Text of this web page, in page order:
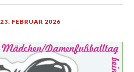
23. FEBRUAR 2026